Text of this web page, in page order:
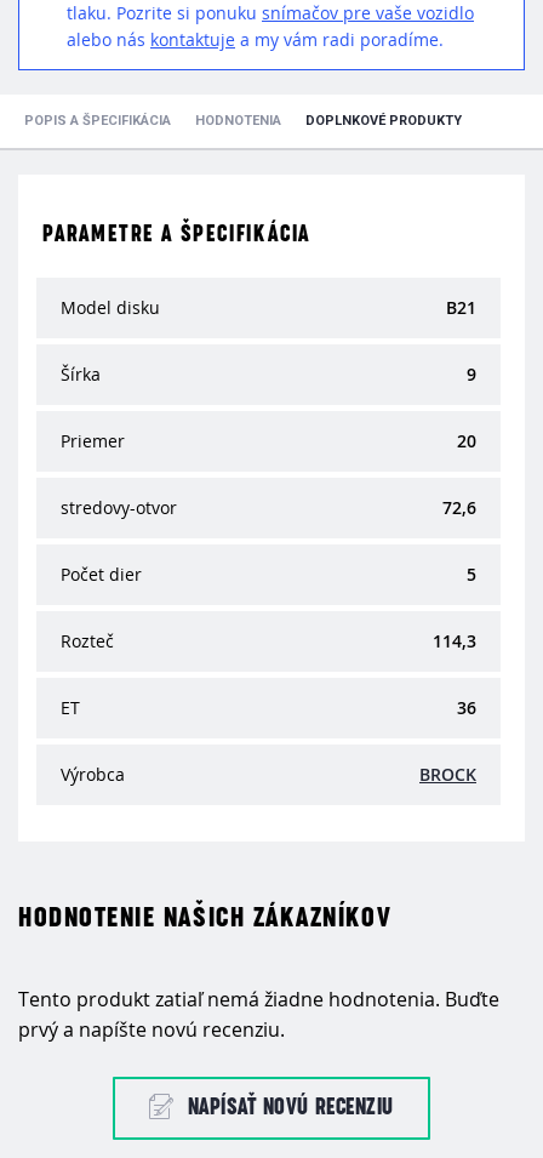
tlaku. Pozrite si ponuku snímačov pre vaše vozidlo
alebo nás kontaktuje a my vám radi poradíme.
POPIS A ŠPECIFIKÁCIA HODNOTENIA DOPLNKOVÉ PRODUKTY
PARAMETRE A ŠPECIFIKÁCIA
Model disku B21
Šírka 9
Priemer 20
stredovy-otvor 72,6
Počet dier 5
Rozteč 114,3
ET 36
Výrobca BROCK
HODNOTENIE NAŠICH ZÁKAZNÍKOV
Tento produkt zatiaľ nemá žiadne hodnotenia. Buďte
prvý a napíšte novú recenziu.
NAPÍSAŤ NOVÚ RECENZIU